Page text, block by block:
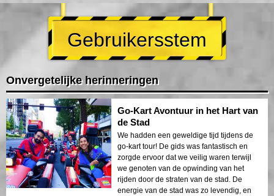
Gebruikersstem
Onvergetelijke herinneringen
Go-Kart Avontuur in het Hart van
de Stad
We hadden een geweldige tijd tijdens de
go-kart tour! De gids was fantastisch en
zorgde ervoor dat we veilig waren terwijl
we genoten van de opwinding van het
rijden door de straten van de stad. De
energie van de stad was zo levendig, en